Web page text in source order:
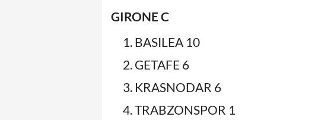
GIRONE C
BASILEA 10
GETAFE 6
KRASNODAR 6
TRABZONSPOR 1